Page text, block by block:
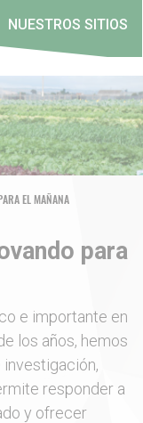
NUESTROS SITIOS
EL MAÑANA
para
e importante en
los años, hemos
responder a
y ofrecer